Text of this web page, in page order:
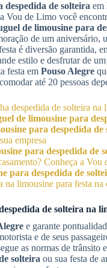
despedida de solteira em
Vou de Limo você
de limousine para
de um
é diversão garantida,
estilo e desfrutar de
festa em Pouso Alegre
até 20 pessoas
despedida de solteira na
de limousine para
para despedida de
empresa
para despedida de
Conheça a Vou
para despedida de
limousine para festa na
de solteira na
e garante
e de seus
as normas de
solteira ou sua festa de